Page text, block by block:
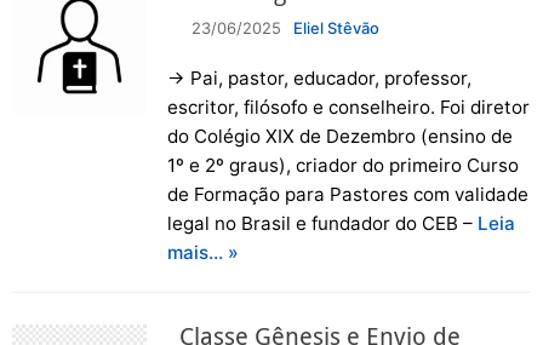
23/06/2025 Eliel Stêvão
→ Pai, pastor, educador, professor,
escritor, filósofo e conselheiro. Foi diretor
do Colégio XIX de Dezembro (ensino de
1º e 2º graus), criador do primeiro Curso
de Formação para Pastores com validade
legal no Brasil e fundador do CEB – Leia
mais… »
Classe Gênesis e Envio de